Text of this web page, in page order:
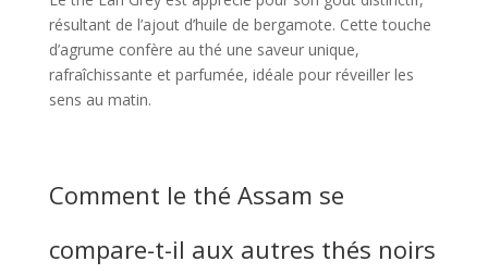
résultant de l’ajout d’huile de bergamote. Cette touche
d’agrume confère au thé une saveur unique,
rafraîchissante et parfumée, idéale pour réveiller les
sens au matin.
Comment le thé Assam se
compare-t-il aux autres thés noirs